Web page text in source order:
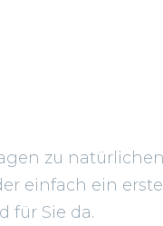
zu natürlichen
einfach ein
für Sie da.